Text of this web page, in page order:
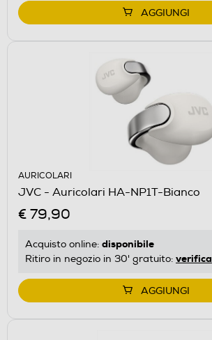
AGGIUNGI
AURICOLARI
JVC - Auricolari HA-NP1T-Bianco
€ 79,90
Acquisto online: disponibile
Ritiro in negozio in 30' gratuito: verifica
AGGIUNGI